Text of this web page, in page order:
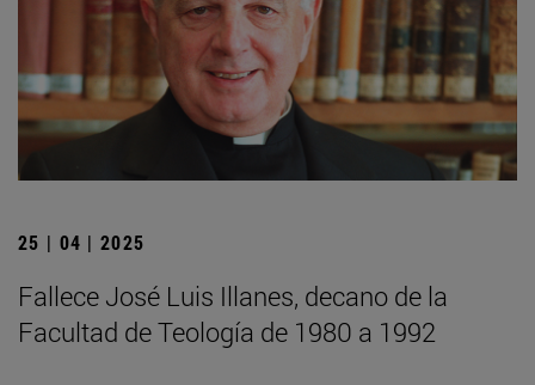
25 | 04 | 2025
Fallece José Luis Illanes, decano de la
Facultad de Teología de 1980 a 1992